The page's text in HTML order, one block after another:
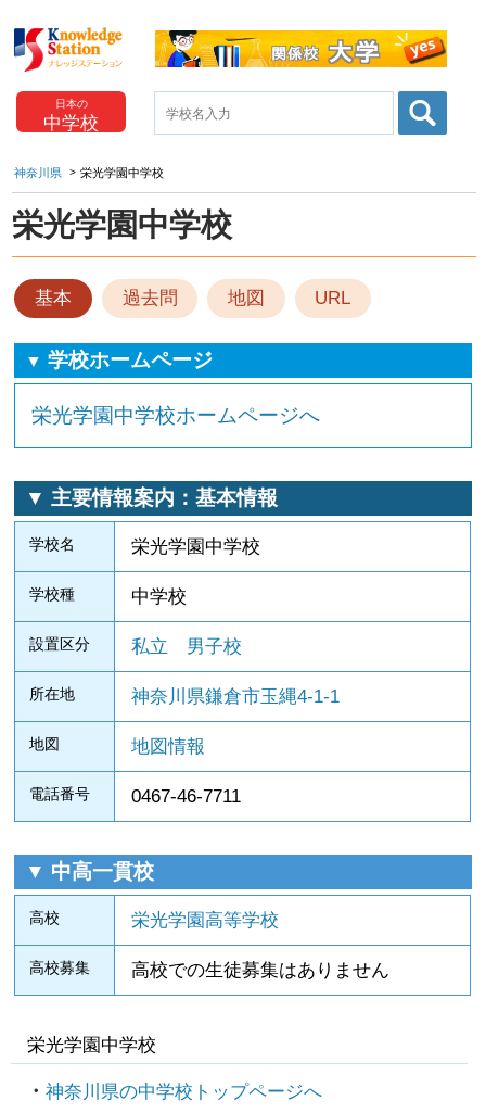
日本の
中学校
神奈川県 栄光学園中学校
栄光学園中学校
基本 過去問 地図 URL
▼ 学校ホームページ
栄光学園中学校ホームページへ
▼ 主要情報案内：基本情報
学校名 栄光学園中学校
学校種 中学校
設置区分 私立 男子校
所在地 神奈川県鎌倉市玉縄4‐1‐1
地図 地図情報
電話番号 0467-46-7711
▼ 中高一貫校
高校 栄光学園高等学校
高校募集 高校での生徒募集はありません
栄光学園中学校
神奈川県の中学校トップページへ